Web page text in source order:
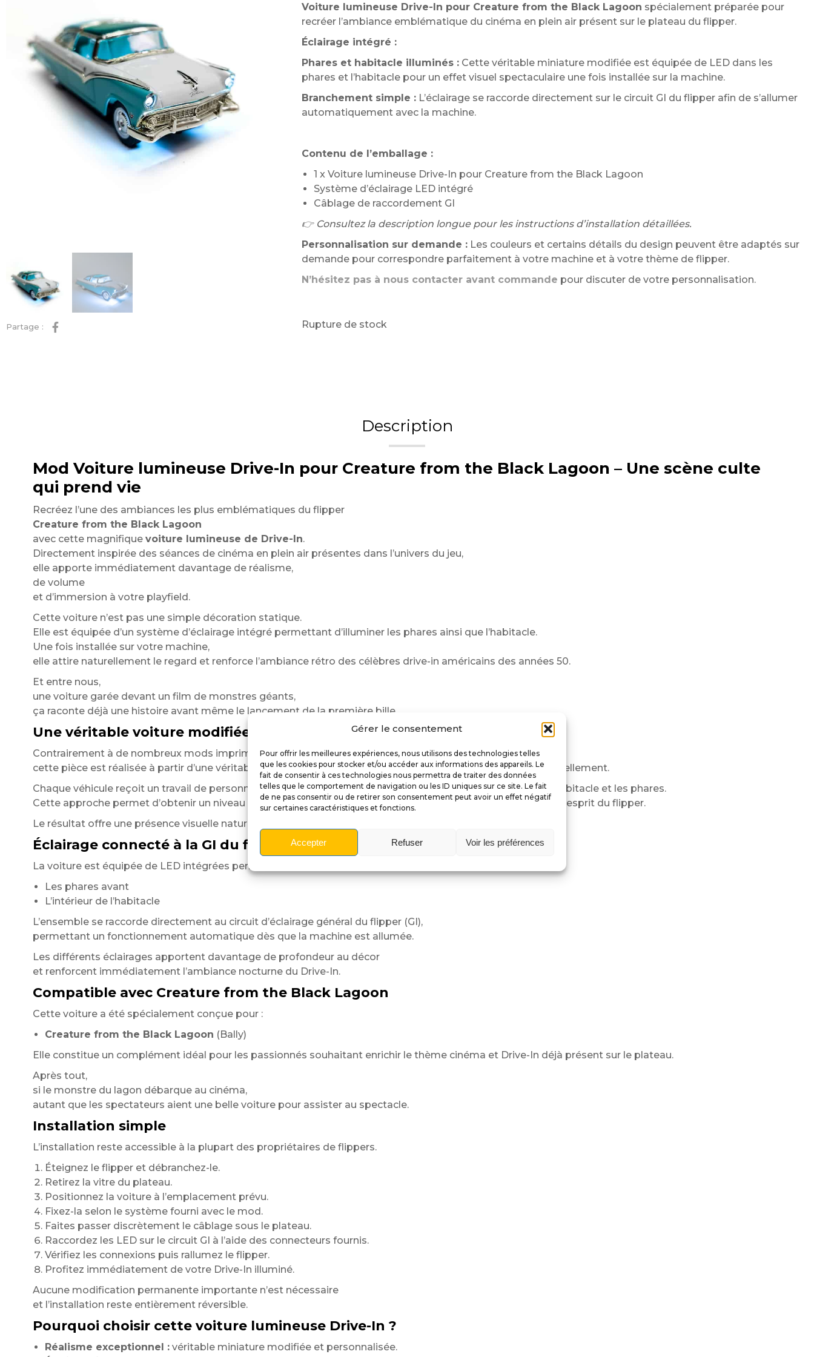
Gérer le consentement
Pour offrir les meilleures expériences, nous utilisons des technologies telles
que les cookies pour stocker et/ou accéder aux informations des appareils. Le
fait de consentir à ces technologies nous permettra de traiter des données
telles que le comportement de navigation ou les ID uniques sur ce site. Le fait
de ne pas consentir ou de retirer son consentement peut avoir un effet négatif
sur certaines caractéristiques et fonctions.
Accepter Refuser Voir les préférences
Partage :
Voiture lumineuse Drive-In pour Creature from the Black Lagoon spécialement préparée pour
recréer l’ambiance emblématique du cinéma en plein air présent sur le plateau du flipper.
Éclairage intégré :
Phares et habitacle illuminés :Cette véritable miniature modifiée est équipée de LED dans les
phares et l’habitacle pour un effet visuel spectaculaire une fois installée sur la machine.
Branchement simple :L’éclairage se raccorde directement sur le circuit GI du flipper afin de s’allumer
automatiquement avec la machine.
Contenu de l’emballage :
1 x Voiture lumineuse Drive-In pour Creature from the Black Lagoon
Système d’éclairage LED intégré
Câblage de raccordement GI
👉 Consultez la description longue pour les instructions d’installation détaillées.
Personnalisation sur demande :Les couleurs et certains détails du design peuvent être adaptés sur
demande pour correspondre parfaitement à votre machine et à votre thème de flipper.
N’hésitez pas à nous contacter avant commande pour discuter de votre personnalisation.
Rupture de stock
Description
Mod Voiture lumineuse Drive-In pour Creature from the Black Lagoon – Une scène culte
qui prend vie
Recréez l’une des ambiances les plus emblématiques du flipper
Creature from the Black Lagoon
avec cette magnifique voiture lumineuse de Drive-In.
Directement inspirée des séances de cinéma en plein air présentes dans l’univers du jeu,
elle apporte immédiatement davantage de réalisme,
de volume
et d’immersion à votre playfield.
Cette voiture n’est pas une simple décoration statique.
Elle est équipée d’un système d’éclairage intégré permettant d’illuminer les phares ainsi que l’habitacle.
Une fois installée sur votre machine,
elle attire naturellement le regard et renforce l’ambiance rétro des célèbres drive-in américains des années 50.
Et entre nous,
une voiture garée devant un film de monstres géants,
ça raconte déjà une histoire avant même le lancement de la première bille.
Une véritable voiture modifiée spécialement pour votre flipper
Contrairement à de nombreux mods imprimés en 3D,
cette pièce est réalisée à partir d’une véritable miniature soigneusement sélectionnée puis modifiée individuellement.
Chaque véhicule reçoit un travail de personnalisation permettant d’intégrer un éclairage fonctionnel dans l’habitacle et les phares.
Cette approche permet d’obtenir un niveau de réalisme particulièrement convaincant et une finition fidèle à l’esprit du flipper.
Le résultat offre une présence visuelle naturelle impossible à reproduire avec une simple pièce moulée.
Éclairage connecté à la GI du flipper
La voiture est équipée de LED intégrées permettant d’éclairer :
Les phares avant
L’intérieur de l’habitacle
L’ensemble se raccorde directement au circuit d’éclairage général du flipper (GI),
permettant un fonctionnement automatique dès que la machine est allumée.
Les différents éclairages apportent davantage de profondeur au décor
et renforcent immédiatement l’ambiance nocturne du Drive-In.
Compatible avec Creature from the Black Lagoon
Cette voiture a été spécialement conçue pour :
Creature from the Black Lagoon (Bally)
Elle constitue un complément idéal pour les passionnés souhaitant enrichir le thème cinéma et Drive-In déjà présent sur le plateau.
Après tout,
si le monstre du lagon débarque au cinéma,
autant que les spectateurs aient une belle voiture pour assister au spectacle.
Installation simple
L’installation reste accessible à la plupart des propriétaires de flippers.
Éteignez le flipper et débranchez-le.
Retirez la vitre du plateau.
Positionnez la voiture à l’emplacement prévu.
Fixez-la selon le système fourni avec le mod.
Faites passer discrètement le câblage sous le plateau.
Raccordez les LED sur le circuit GI à l’aide des connecteurs fournis.
Vérifiez les connexions puis rallumez le flipper.
Profitez immédiatement de votre Drive-In illuminé.
Aucune modification permanente importante n’est nécessaire
et l’installation reste entièrement réversible.
Pourquoi choisir cette voiture lumineuse Drive-In ?
Réalisme exceptionnel :véritable miniature modifiée et personnalisée.